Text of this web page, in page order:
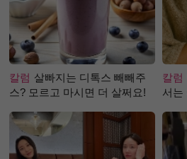
칼럼 살빠지는 디톡스 빼빼주
스? 모르고 마시면 더 살쩌요!
칼럼
서는